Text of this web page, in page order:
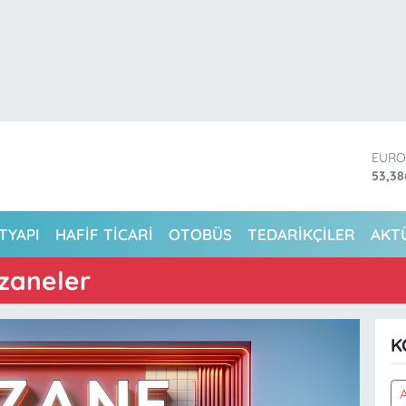
EURO
HAFİF TİCARİ OTOBÜS TEDARİKÇİLER